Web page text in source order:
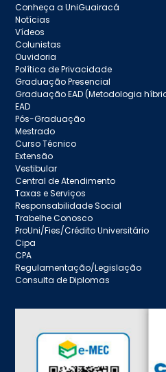
Conheça a UniGuairacá
Notícias
Vídeos
Colunistas
Ouvidoria
Política de Privacidade
Graduação Presencial
Graduação EAD (Metodologia
EAD
Pós-Graduação
Mestrado
Curso Técnico
Extensão
Vestibular
Central de Atendimento
Taxas e Serviços
Responsabilidade Social
Trabelhe Conosco
ProUni/Fies/Crédito Universitário
Cipa
CPA
Regulamentação/Legislação
Consulta de Diplomas